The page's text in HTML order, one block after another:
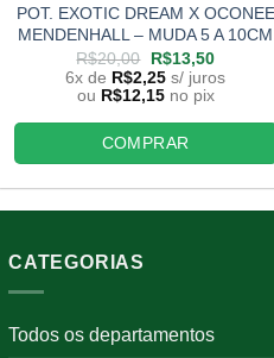
POT. EXOTIC DREAM X OCONEE
MENDENHALL – MUDA 5 A 10CM
R$20,00 O
preço
original
era:
R$20,00.
R$13,50O
preço
atual
é:
6x de R$2,25 s/ juros
ou R$12,15 no pix
COMPRAR
CATEGORIAS
Todos os departamentos